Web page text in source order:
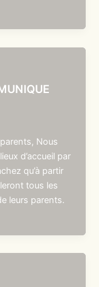
Nous
d’accueil par
qu’à partir
tous les
leurs parents.